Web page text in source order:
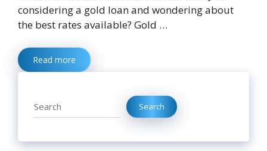
considering a gold loan and wondering about
the best rates available? Gold …
Read more
Search Search